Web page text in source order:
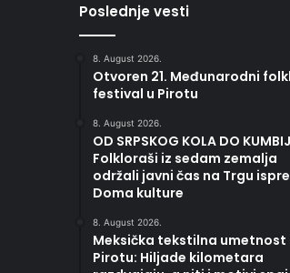
Poslednje vesti
8. August 2026.
Otvoren 21. Međunarodni
festival u Pirotu
8. August 2026.
OD SRPSKOG KOLA DO
Folkloraši iz sedam zemalja
održali javni čas na Trgu
Doma kulture
8. August 2026.
Meksička tekstilna umetnost
Pirotu: Hiljade kilometara